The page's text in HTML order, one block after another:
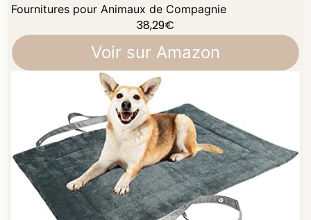
Fournitures pour Animaux de Compagnie
38,29€
Voir sur Amazon